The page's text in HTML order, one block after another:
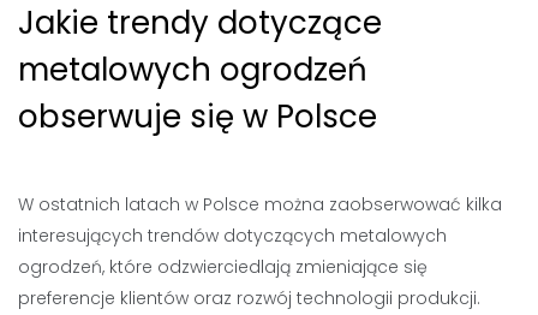
Jakie trendy dotyczące
metalowych ogrodzeń
obserwuje się w Polsce
W ostatnich latach w Polsce można zaobserwować kilka
interesujących trendów dotyczących metalowych
ogrodzeń, które odzwierciedlają zmieniające się
preferencje klientów oraz rozwój technologii produkcji.